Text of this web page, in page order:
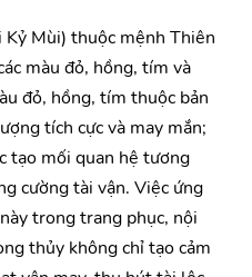
Mùi) thuộc mệnh Thiên
màu đỏ, hồng, tím và
đỏ, hồng, tím thuộc bản
tích cực và may mắn;
tạo mối quan hệ tương
cường tài vận. Việc ứng
trong trang phục, nội
thủy không chỉ tạo cảm